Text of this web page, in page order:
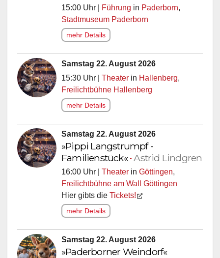
15:00 Uhr | Führung in Paderborn,
Stadtmuseum Paderborn
mehr Details
Samstag 22. August 2026
15:30 Uhr | Theater in Hallenberg,
Freilichtbühne Hallenberg
mehr Details
Samstag 22. August 2026
»Pippi Langstrumpf -
Familienstück«•Astrid Lindgren
16:00 Uhr | Theater in Göttingen,
Freilichtbühne am Wall Göttingen
Hier gibts die Tickets!
mehr Details
Samstag 22. August 2026
»Paderborner Weindorf«